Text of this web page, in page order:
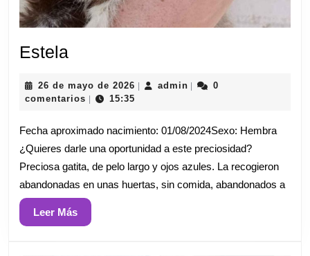
Estela
26 de mayo de 2026 26
2026
| adminadmin
|
0
comentarios | 15:35
Fecha aproximado nacimiento: 01/08/2024Sexo: Hembra
¿Quieres darle una oportunidad a este preciosidad?
Preciosa gatita, de pelo largo y ojos azules. La recogieron
abandonadas en unas huertas, sin comida, abandonados a
Leer MásLeer
Más